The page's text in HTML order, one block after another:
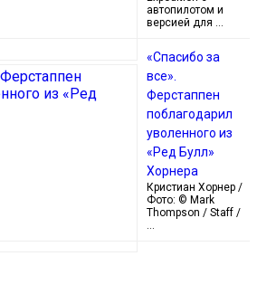
автопилотом и
версией для …
«Спасибо за
все».
Ферстаппен
поблагодарил
уволенного из
«Ред Булл»
Хорнера
Кристиан Хорнер /
Фото: © Mark
Thompson / Staff /